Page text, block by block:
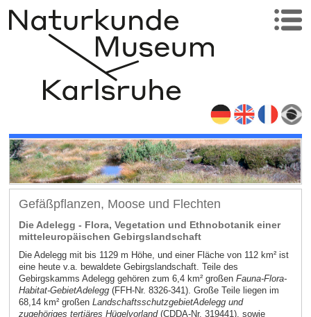
Gefäßpflanzen, Moose und Flechten
Die Adelegg - Flora, Vegetation und Ethnobotanik einer
mitteleuropäischen Gebirgslandschaft
Die Adelegg mit bis 1129 m Höhe, und einer Fläche von 112 km² ist
eine heute v.a. bewaldete Gebirgslandschaft. Teile des
Gebirgskamms Adelegg gehören zum 6,4 km² großen Fauna-Flora-
Habitat-GebietAdelegg(FFH-Nr. 8326-341). Große Teile liegen im
68,14 km² großen LandschaftsschutzgebietAdelegg und
zugehöriges tertiäres Hügelvorland(CDDA-Nr. 319441), sowie